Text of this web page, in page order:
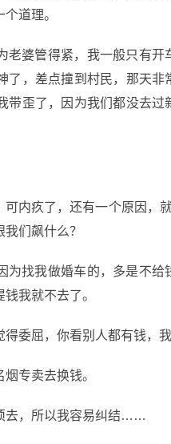
道理。
老婆管得紧，我一般只有
了，差点撞到村民，那天非
带歪了，因为我们都没去过
可内疚了，还有一个原因，
们飙什么？
为找我做婚车的，多是不
我就不去了。
委屈，你看别人都有钱，
专卖去换钱。
去，所以我容易纠结……